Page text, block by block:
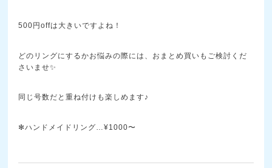
500円offは大きいですよね！
どのリングにするかお悩みの際には、おまとめ買いもご検討くだ
さいませ✨
同じ号数だと重ね付けも楽しめます♪
✻ハンドメイドリング…¥1000〜